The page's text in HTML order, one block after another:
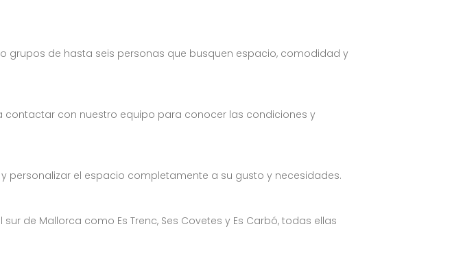
grupos de hasta seis personas que busquen espacio, comodidad y
contactar con nuestro equipo para conocer las condiciones y
personalizar el espacio completamente a su gusto y necesidades.
de Mallorca como Es Trenc, Ses Covetes y Es Carbó, todas ellas